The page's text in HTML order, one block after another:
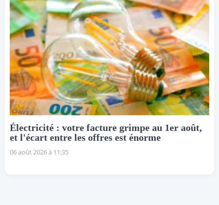
Électricité : votre facture grimpe au 1er août,
et l'écart entre les offres est énorme
06 août 2026 à 11:35